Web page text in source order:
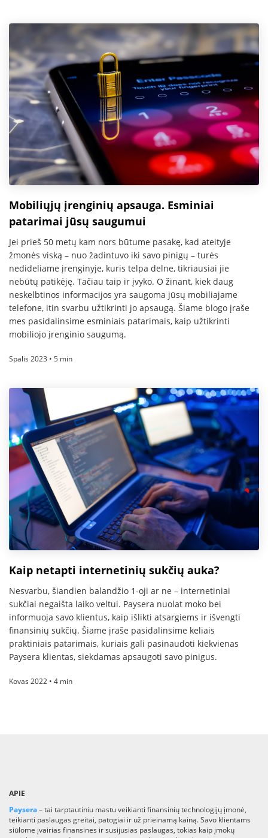
Mobiliųjų įrenginių apsauga. Esminiai
patarimai jūsų saugumui
Jei prieš 50 metų kam nors būtume pasakę, kad ateityje
žmonės viską – nuo žadintuvo iki savo pinigų – turės
nedideliame įrenginyje, kuris telpa delne, tikriausiai jie
nebūtų patikėję. Tačiau taip ir įvyko. O žinant, kiek daug
neskelbtinos informacijos yra saugoma jūsų mobiliajame
telefone, itin svarbu užtikrinti jo apsaugą. Šiame blogo įraše
mes pasidalinsime esminiais patarimais, kaip užtikrinti
mobiliojo įrenginio saugumą.
Spalis 2023 • 5 min
Kaip netapti internetinių sukčių auka?
Nesvarbu, šiandien balandžio 1-oji ar ne – internetiniai
sukčiai negaišta laiko veltui. Paysera nuolat moko bei
informuoja savo klientus, kaip išlikti atsargiems ir išvengti
finansinių sukčių. Šiame įraše pasidalinsime keliais
praktiniais patarimais, kuriais gali pasinaudoti kiekvienas
Paysera klientas, siekdamas apsaugoti savo pinigus.
Kovas 2022 • 4 min
APIE
Paysera– tai tarptautiniu mastu veikianti finansinių technologijų įmonė,
teikianti paslaugas greitai, patogiai ir už prieinamą kainą. Savo klientams
siūlome įvairias finansines ir susijusias paslaugas, tokias kaip įmokų